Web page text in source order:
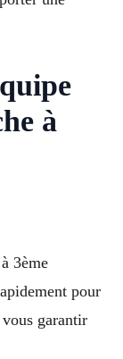
à
3ème
pour
garantir